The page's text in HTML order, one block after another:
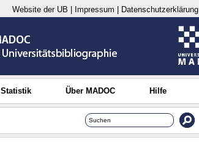
Website der UB Impressum Datenschutzerklärung
Statistik Über MADOC Hilfe